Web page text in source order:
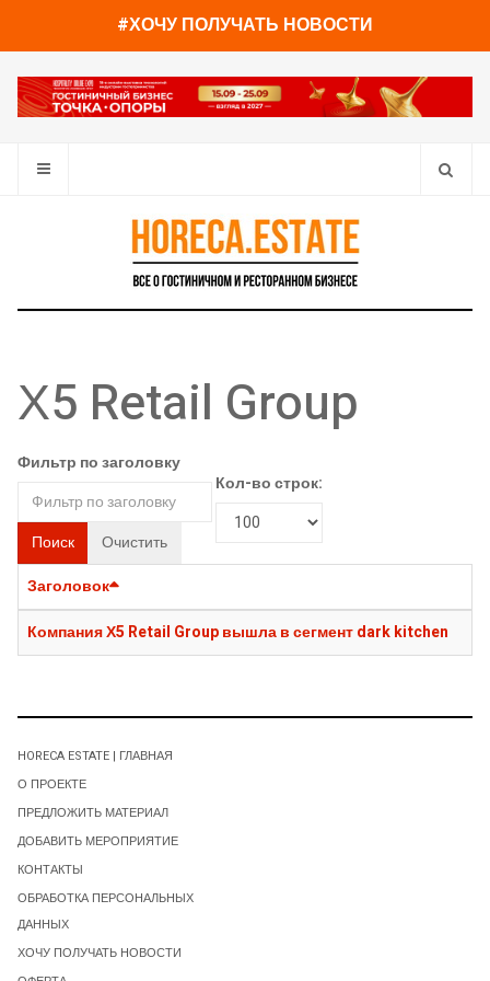
#ХОЧУ ПОЛУЧАТЬ НОВОСТИ
Х5 Retail Group
Фильтр по заголовку
Поиск Очистить
Кол-во строк:
Заголовок
Компания Х5 Retail Group вышла в сегмент dark kitchen
HORECA ESTATE | ГЛАВНАЯ
О ПРОЕКТЕ
ПРЕДЛОЖИТЬ МАТЕРИАЛ
ДОБАВИТЬ МЕРОПРИЯТИЕ
КОНТАКТЫ
ОБРАБОТКА ПЕРСОНАЛЬНЫХ
ДАННЫХ
ХОЧУ ПОЛУЧАТЬ НОВОСТИ